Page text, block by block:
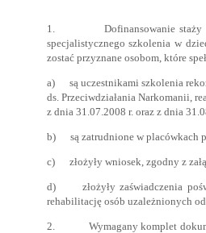
1. Dofinansowanie staży i
specjalistycznego szkolenia w
zostać przyznane osobom, które
a) są uczestnikami szkolenia
ds. Przeciwdziałania Narkomanii,
z dnia 31.07.2008 r. oraz z dnia
b) są zatrudnione w placówkach
c) złożyły wniosek, zgodny z
d) złożyły zaświadczenia
rehabilitację osób uzależnionych
2. Wymagany komplet